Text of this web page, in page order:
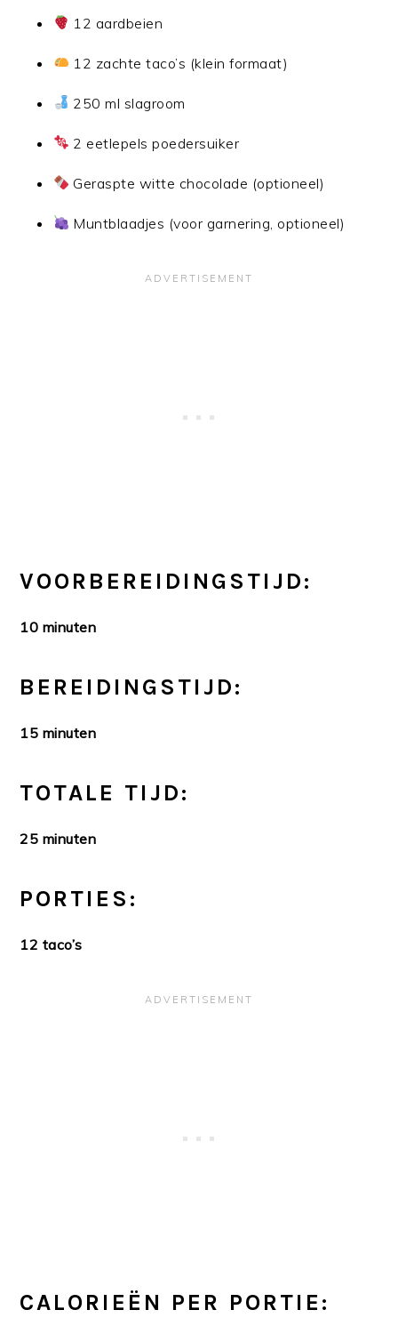
12 aardbeien
12 zachte taco’s (klein formaat)
250 ml slagroom
2 eetlepels poedersuiker
Geraspte witte chocolade (optioneel)
Muntblaadjes (voor garnering, optioneel)
VOORBEREIDINGSTIJD:
10 minuten
BEREIDINGSTIJD:
15 minuten
TOTALE TIJD:
25 minuten
PORTIES:
12 taco’s
CALORIEËN PER PORTIE: